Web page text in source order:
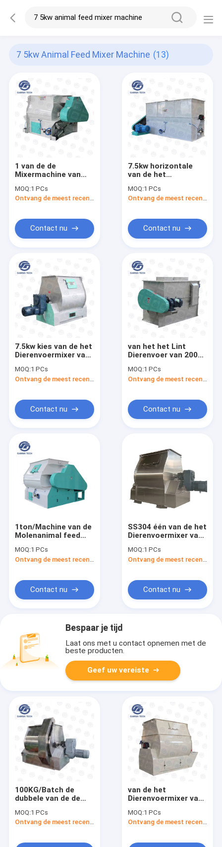
7 5kw Animal Feed Mixer Machine (13)
1 van de de
Mixermachine van
Dierenvoer van het
de Schacht Kleine
Voermixer
MOQ:1 PCs
Ontvang de meest recente Prijs
Contact nu
7.5kw horizontale
van de het
het Schachtlint de
Machine
MOQ:1 PCs
Ontvang de meest recente Prijs
Contact nu
7.5kw kies van de het
Dierenvoermixer van
de de Machine Enige
Schacht de
MOQ:1 PCs
Contact nu
van het het Lint
Dierenvoer van 200L
Mixermachine Enige
de Schachtpeddel
MOQ:1 PCs
Contact nu
1ton/Machine van de
Molenanimal feed
Dubbele Schacht
voor Veevoer 2 Cbm
MOQ:1 PCs
Contact nu
SS304 één van de het
Dierenvoermixer van
het de
Machineroestvrije
MOQ:1 PCs
Contact nu
Bespaar je tijd
Laat ons met u contact opnemen met de
beste producten.
Geef uw vereiste
100KG/Batch de
dubbele van de de
het Schacht
Dierenvoer Machines
Voermolen
MOQ:1 PCs
Ontvang de meest recente Prijs
van de het
Dierenvoermixer van
van de de Machine de
Enige Schacht Peddel
MOQ:1 PCs
Ontvang de meest recente Prijs